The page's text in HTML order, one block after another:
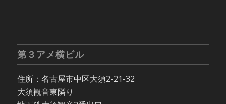
第３アメ横ビル
住所：名古屋市中区大須2-21-32
大須観音東隣り